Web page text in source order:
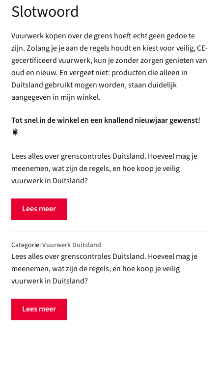
Slotwoord
Vuurwerk kopen over de grens hoeft echt geen gedoe te
zijn. Zolang je je aan de regels houdt en kiest voor veilig, CE-
gecertificeerd vuurwerk, kun je zonder zorgen genieten van
oud en nieuw. En vergeet niet: producten die alleen in
Duitsland gebruikt mogen worden, staan duidelijk
aangegeven in mijn winkel.
Tot snel in de winkel en een knallend nieuwjaar gewenst!
🎇
Lees alles over grenscontroles Duitsland. Hoeveel mag je
meenemen, wat zijn de regels, en hoe koop je veilig
vuurwerk in Duitsland?
Lees meer
Categorie:Vuurwerk Duitsland
Lees alles over grenscontroles Duitsland. Hoeveel mag je
meenemen, wat zijn de regels, en hoe koop je veilig
vuurwerk in Duitsland?
Lees meer